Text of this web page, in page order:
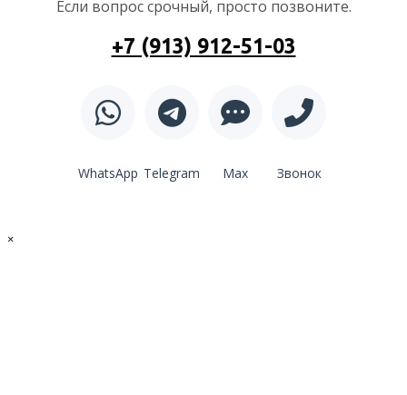
Если вопрос срочный, просто позвоните.
+7 (913) 912-51-03
WhatsApp Telegram Max Звонок
×